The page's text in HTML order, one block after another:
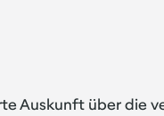
Auskunft über die